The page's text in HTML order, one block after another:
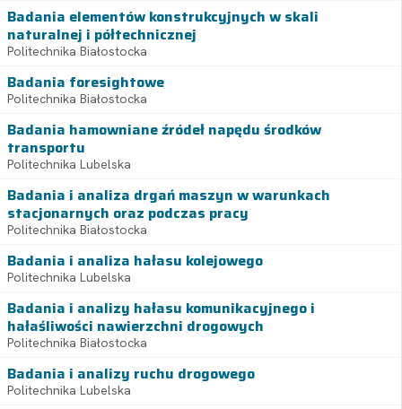
Badania elementów konstrukcyjnych w skali
naturalnej i półtechnicznej
Politechnika Białostocka
Badania foresightowe
Politechnika Białostocka
Badania hamowniane źródeł napędu środków
transportu
Politechnika Lubelska
Badania i analiza drgań maszyn w warunkach
stacjonarnych oraz podczas pracy
Politechnika Białostocka
Badania i analiza hałasu kolejowego
Politechnika Lubelska
Badania i analizy hałasu komunikacyjnego i
hałaśliwości nawierzchni drogowych
Politechnika Białostocka
Badania i analizy ruchu drogowego
Politechnika Lubelska